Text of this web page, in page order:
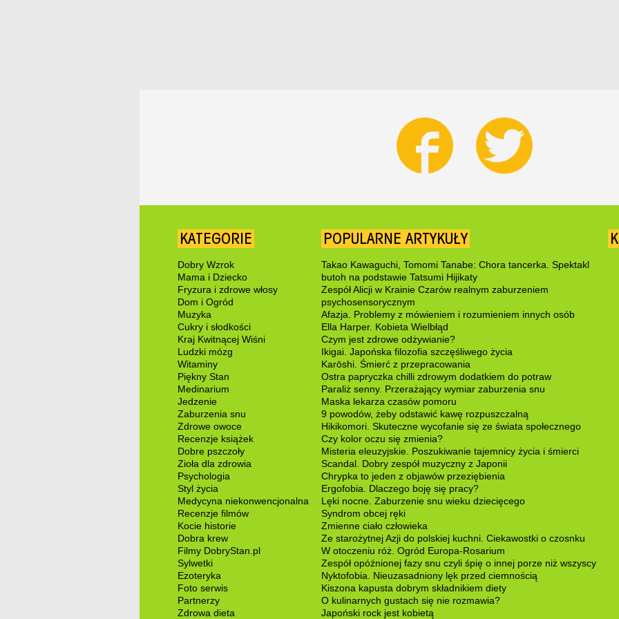
KATEGORIE
Dobry Wzrok
Mama i Dziecko
Fryzura i zdrowe włosy
Dom i Ogród
Muzyka
Cukry i słodkości
Kraj Kwitnącej Wiśni
Ludzki mózg
Witaminy
Piękny Stan
Medinarium
Jedzenie
Zaburzenia snu
Zdrowe owoce
Recenzje książek
Dobre pszczoły
Zioła dla zdrowia
Psychologia
Styl życia
Medycyna niekonwencjonalna
Recenzje filmów
Kocie historie
Dobra krew
Filmy DobryStan.pl
Sylwetki
Ezoteryka
Foto serwis
Partnerzy
Zdrowa dieta
POPULARNE ARTYKUŁY
Takao Kawaguchi, Tomomi Tanabe: Chora tancerka. Spektakl
butoh na podstawie Tatsumi Hijikaty
Zespół Alicji w Krainie Czarów realnym zaburzeniem
psychosensorycznym
Afazja. Problemy z mówieniem i rozumieniem innych osób
Ella Harper. Kobieta Wielbłąd
Czym jest zdrowe odżywianie?
Ikigai. Japońska filozofia szczęśliwego życia
Karōshi. Śmierć z przepracowania
Ostra papryczka chilli zdrowym dodatkiem do potraw
Paraliż senny. Przerażający wymiar zaburzenia snu
Maska lekarza czasów pomoru
9 powodów, żeby odstawić kawę rozpuszczalną
Hikikomori. Skuteczne wycofanie się ze świata społecznego
Czy kolor oczu się zmienia?
Misteria eleuzyjskie. Poszukiwanie tajemnicy życia i śmierci
Scandal. Dobry zespół muzyczny z Japonii
Chrypka to jeden z objawów przeziębienia
Ergofobia. Dlaczego boję się pracy?
Lęki nocne. Zaburzenie snu wieku dziecięcego
Syndrom obcej ręki
Zmienne ciało człowieka
Ze starożytnej Azji do polskiej kuchni. Ciekawostki o czosnku
W otoczeniu róż. Ogród Europa-Rosarium
Zespół opóźnionej fazy snu czyli śpię o innej porze niż wszyscy
Nyktofobia. Nieuzasadniony lęk przed ciemnością
Kiszona kapusta dobrym składnikiem diety
O kulinarnych gustach się nie rozmawia?
Japoński rock jest kobietą